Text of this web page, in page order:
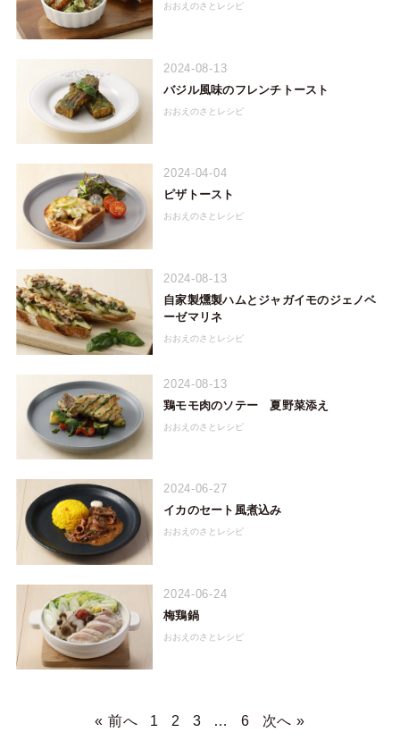
おおえのさとレシピ
2024-08-13
バジル風味のフレンチトースト
おおえのさとレシピ
2024-04-04
ピザトースト
おおえのさとレシピ
2024-08-13
自家製燻製ハムとジャガイモのジェノベ
ーゼマリネ
おおえのさとレシピ
2024-08-13
鶏モモ肉のソテー 夏野菜添え
おおえのさとレシピ
2024-06-27
イカのセート風煮込み
おおえのさとレシピ
2024-06-24
梅鶏鍋
おおえのさとレシピ
« 前へ 1 2 3 … 6 次へ »